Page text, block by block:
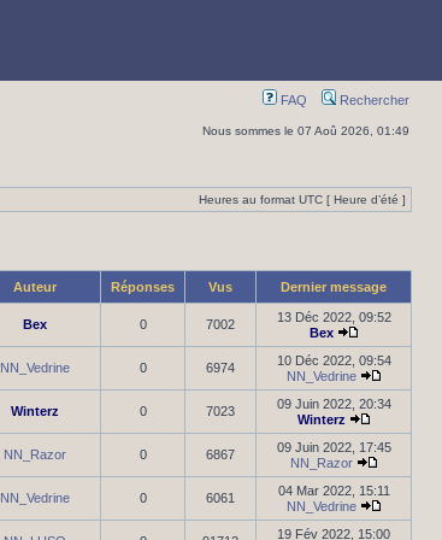
FAQ Rechercher
Nous sommes le 07 Aoû 2026, 01:49
Heures au format UTC [ Heure d’été ]
Auteur Réponses Vus Dernier message
Bex 0 7002
13 Déc 2022, 09:52
Bex
NN_Vedrine 0 6974
10 Déc 2022, 09:54
NN_Vedrine
Winterz 0 7023
09 Juin 2022, 20:34
Winterz
NN_Razor 0 6867
09 Juin 2022, 17:45
NN_Razor
NN_Vedrine 0 6061
04 Mar 2022, 15:11
NN_Vedrine
19 Fév 2022, 15:00